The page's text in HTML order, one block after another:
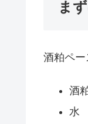
ま
酒粕ペ
酒
水